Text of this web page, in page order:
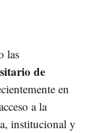
las
de
en
a la
institucional y